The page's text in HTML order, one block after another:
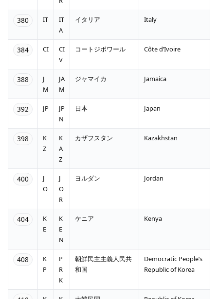
380 IT
IT
A
イタリア Italy
384 CI
CI
V
コートジボワール Côte d’Ivoire
388
J
M
JA
M
ジャマイカ Jamaica
392 JP
JP
N
日本 Japan
398
K
Z
K
A
Z
カザフスタン Kazakhstan
400
J
O
J
O
R
ヨルダン Jordan
404
K
E
K
E
N
ケニア Kenya
408
K
P
P
R
K
朝鮮民主主義人民共
和国
Democratic People’s
Republic of Korea